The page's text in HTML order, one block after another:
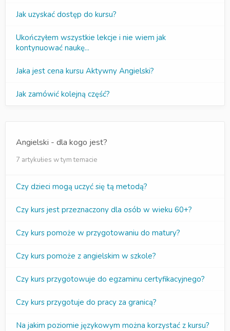
Jak uzyskać dostęp do kursu?
Ukończyłem wszystkie lekcje i nie wiem jak
kontynuować naukę...
Jaka jest cena kursu Aktywny Angielski?
Jak zamówić kolejną część?
Angielski - dla kogo jest?
7 artykułies w tym temacie
Czy dzieci mogą uczyć się tą metodą?
Czy kurs jest przeznaczony dla osób w wieku 60+?
Czy kurs pomoże w przygotowaniu do matury?
Czy kurs pomoże z angielskim w szkole?
Czy kurs przygotowuje do egzaminu certyfikacyjnego?
Czy kurs przygotuje do pracy za granicą?
Na jakim poziomie językowym można korzystać z kursu?